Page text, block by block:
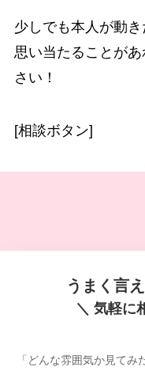
少しでも本人が動
思い当たることが
さい！
[相談ボタン]
うまく言
＼ 気軽に
「どんな雰囲気か見て